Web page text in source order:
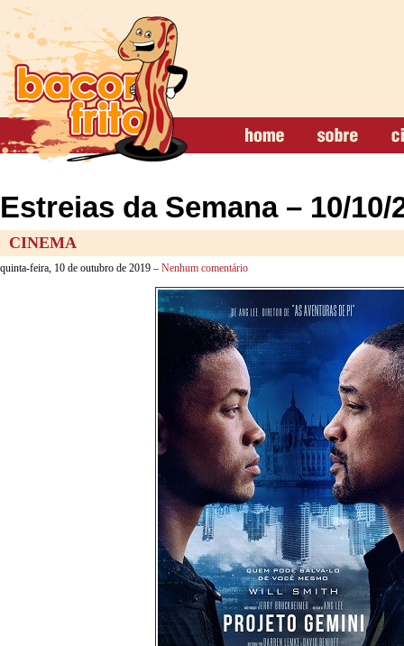
Estreias da Semana – 10/10/
CINEMA
quinta-feira, 10 de outubro de 2019 – Nenhum comentário